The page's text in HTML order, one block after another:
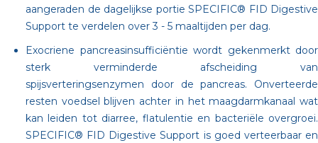
aangeraden de dagelijkse portie SPECIFIC® FID Digestive
Support te verdelen over 3 - 5 maaltijden per dag.
Exocriene pancreasinsufficiëntie wordt gekenmerkt door
sterk verminderde afscheiding van
spijsverteringsenzymen door de pancreas. Onverteerde
resten voedsel blijven achter in het maagdarmkanaal wat
kan leiden tot diarree, flatulentie en bacteriële overgroei.
SPECIFIC® FID Digestive Support is goed verteerbaar en